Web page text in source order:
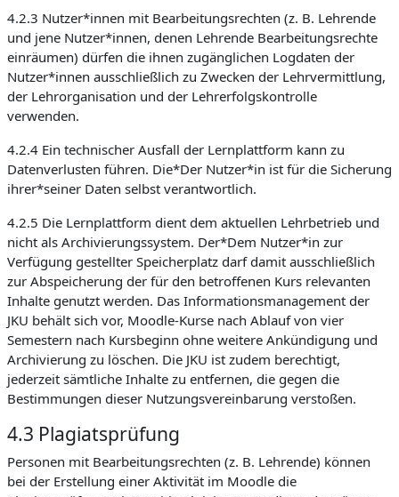
4.2.3 Nutzer*innen mit Bearbeitungsrechten (z. B. Lehrende
und jene Nutzer*innen, denen Lehrende Bearbeitungsrechte
einräumen) dürfen die ihnen zugänglichen Logdaten der
Nutzer*innen ausschließlich zu Zwecken der Lehrvermittlung,
der Lehrorganisation und der Lehrerfolgskontrolle
verwenden.
4.2.4 Ein technischer Ausfall der Lernplattform kann zu
Datenverlusten führen. Die*Der Nutzer*in ist für die Sicherung
ihrer*seiner Daten selbst verantwortlich.
4.2.5 Die Lernplattform dient dem aktuellen Lehrbetrieb und
nicht als Archivierungssystem. Der*Dem Nutzer*in zur
Verfügung gestellter Speicherplatz darf damit ausschließlich
zur Abspeicherung der für den betroffenen Kurs relevanten
Inhalte genutzt werden. Das Informationsmanagement der
JKU behält sich vor, Moodle-Kurse nach Ablauf von vier
Semestern nach Kursbeginn ohne weitere Ankündigung und
Archivierung zu löschen. Die JKU ist zudem berechtigt,
jederzeit sämtliche Inhalte zu entfernen, die gegen die
Bestimmungen dieser Nutzungsvereinbarung verstoßen.
4.3 Plagiatsprüfung
Personen mit Bearbeitungsrechten (z. B. Lehrende) können
bei der Erstellung einer Aktivität im Moodle die